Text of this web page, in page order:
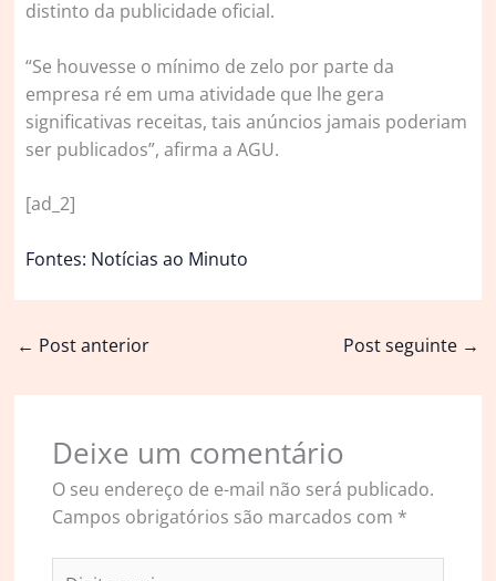
distinto da publicidade oficial.
“Se houvesse o mínimo de zelo por parte da
empresa ré em uma atividade que lhe gera
significativas receitas, tais anúncios jamais poderiam
ser publicados”, afirma a AGU.
[ad_2]
Fontes: Notícias ao Minuto
← Post anterior Post seguinte →
Deixe um comentário
O seu endereço de e-mail não será publicado.
Campos obrigatórios são marcados com *